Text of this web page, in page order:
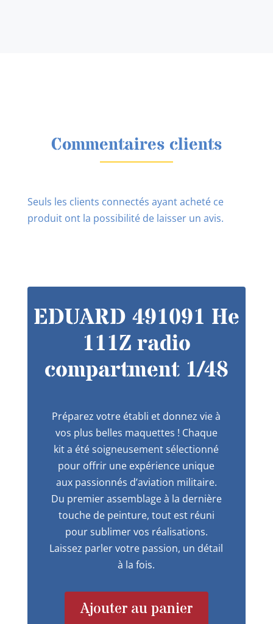
Commentaires clients
Seuls les clients connectés ayant acheté ce
produit ont la possibilité de laisser un avis.
EDUARD 491091 He
111Z radio
compartment 1/48
Préparez votre établi et donnez vie à
vos plus belles maquettes ! Chaque
kit a été soigneusement sélectionné
pour offrir une expérience unique
aux passionnés d’aviation militaire.
Du premier assemblage à la dernière
touche de peinture, tout est réuni
pour sublimer vos réalisations.
Laissez parler votre passion, un détail
à la fois.
Ajouter au panier